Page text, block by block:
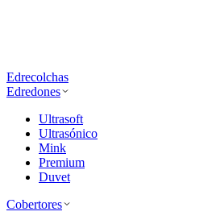
Edrecolchas
Edredones
Ultrasoft
Ultrasónico
Mink
Premium
Duvet
Cobertores